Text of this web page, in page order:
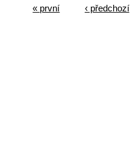
« první ‹ předchozí